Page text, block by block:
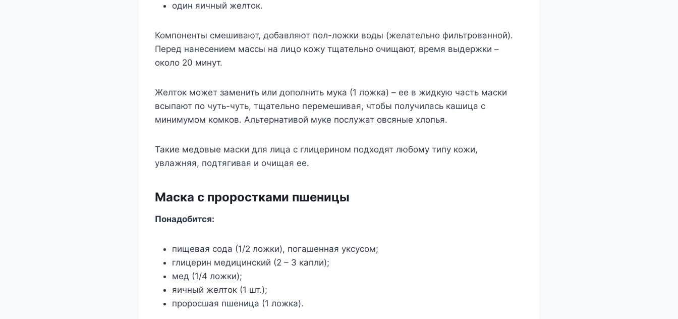
один яичный желток.
Компоненты смешивают, добавляют пол-ложки воды (желательно фильтрованной).
Перед нанесением массы на лицо кожу тщательно очищают, время выдержки –
около 20 минут.
Желток может заменить или дополнить мука (1 ложка) – ее в жидкую часть маски
всыпают по чуть-чуть, тщательно перемешивая, чтобы получилась кашица с
минимумом комков. Альтернативой муке послужат овсяные хлопья.
Такие медовые маски для лица с глицерином подходят любому типу кожи,
увлажняя, подтягивая и очищая ее.
Маска с проростками пшеницы
Понадобится:
пищевая сода (1/2 ложки), погашенная уксусом;
глицерин медицинский (2 – 3 капли);
мед (1/4 ложки);
яичный желток (1 шт.);
проросшая пшеница (1 ложка).